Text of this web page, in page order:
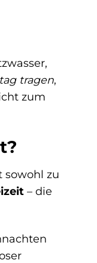
tragen,
zum
sowohl zu
– die